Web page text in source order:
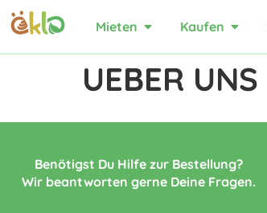
Mieten Kaufen
UEBER UNS
Benötigst Du Hilfe zur Bestellung?
Wir beantworten gerne Deine Fragen.